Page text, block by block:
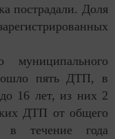
пострадали. Доля
муниципального
пять ДТП, в
16 лет, из них 2
ДТП от общего
в течение года